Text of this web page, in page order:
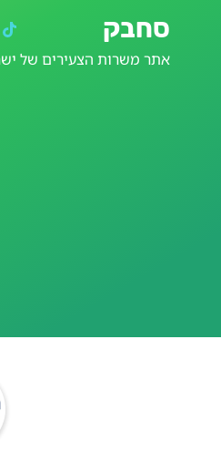
סחבק
אתר משרות הצעירים של